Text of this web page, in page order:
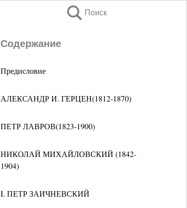
Поиск
Содержание
Предисловие
АЛЕКСАНДР И. ГЕРЦЕН(1812-1870)
ПЕТР ЛАВРОВ(1823-1900)
НИКОЛАЙ МИХАЙЛОВСКИЙ (1842-
1904)
I. ПЕТР ЗАИЧНЕВСКИЙ